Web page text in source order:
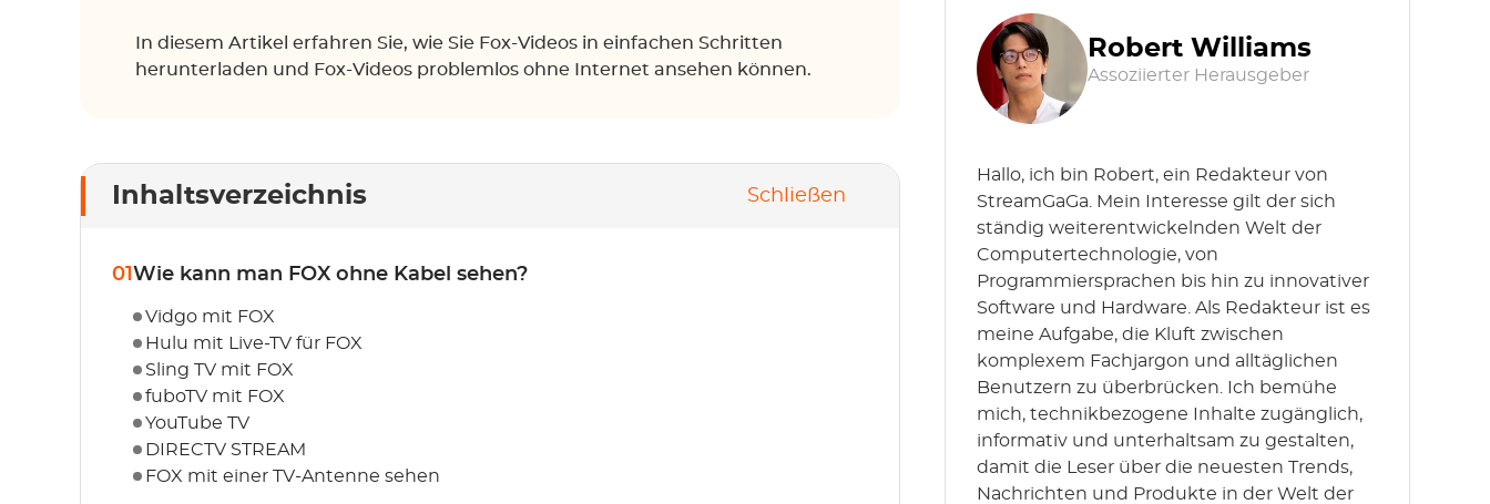
In diesem Artikel erfahren Sie, wie Sie Fox-Videos in einfachen Schritten
herunterladen und Fox-Videos problemlos ohne Internet ansehen können.
Inhaltsverzeichnis Schließen
01 Wie kann man FOX ohne Kabel sehen?
Vidgo mit FOX
Hulu mit Live-TV für FOX
Sling TV mit FOX
fuboTV mit FOX
YouTube TV
DIRECTV STREAM
FOX mit einer TV-Antenne sehen
Robert Williams
Assoziierter Herausgeber
Hallo, ich bin Robert, ein Redakteur von
StreamGaGa. Mein Interesse gilt der sich
ständig weiterentwickelnden Welt der
Computertechnologie, von
Programmiersprachen bis hin zu innovativer
Software und Hardware. Als Redakteur ist es
meine Aufgabe, die Kluft zwischen
komplexem Fachjargon und alltäglichen
Benutzern zu überbrücken. Ich bemühe
mich, technikbezogene Inhalte zugänglich,
informativ und unterhaltsam zu gestalten,
damit die Leser über die neuesten Trends,
Nachrichten und Produkte in der Welt der